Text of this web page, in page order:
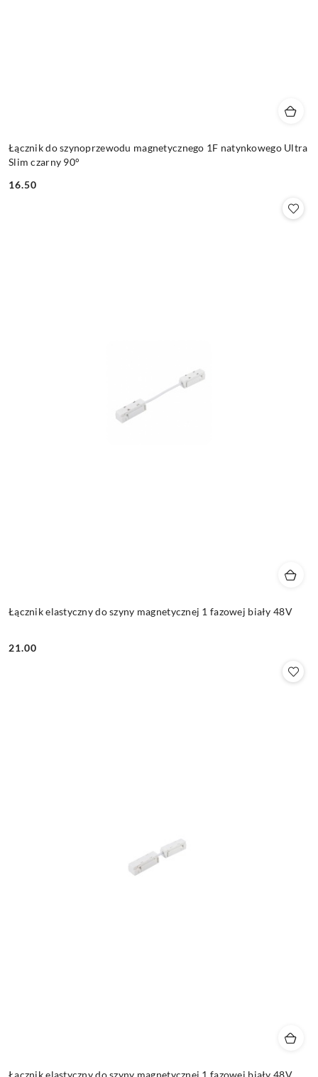
Łącznik do szynoprzewodu magnetycznego 1F natynkowego Ultra
Slim czarny 90°
Cena:
16.50
Łącznik elastyczny do szyny magnetycznej 1 fazowej biały 48V
Cena:
21.00
Łącznik elastyczny do szyny magnetycznej 1 fazowej biały 48V